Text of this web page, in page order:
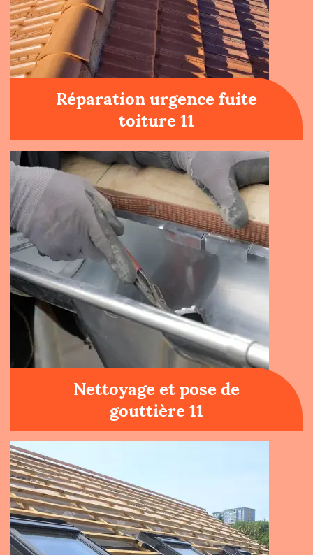
Réparation urgence fuite
toiture 11
Nettoyage et pose de
gouttière 11